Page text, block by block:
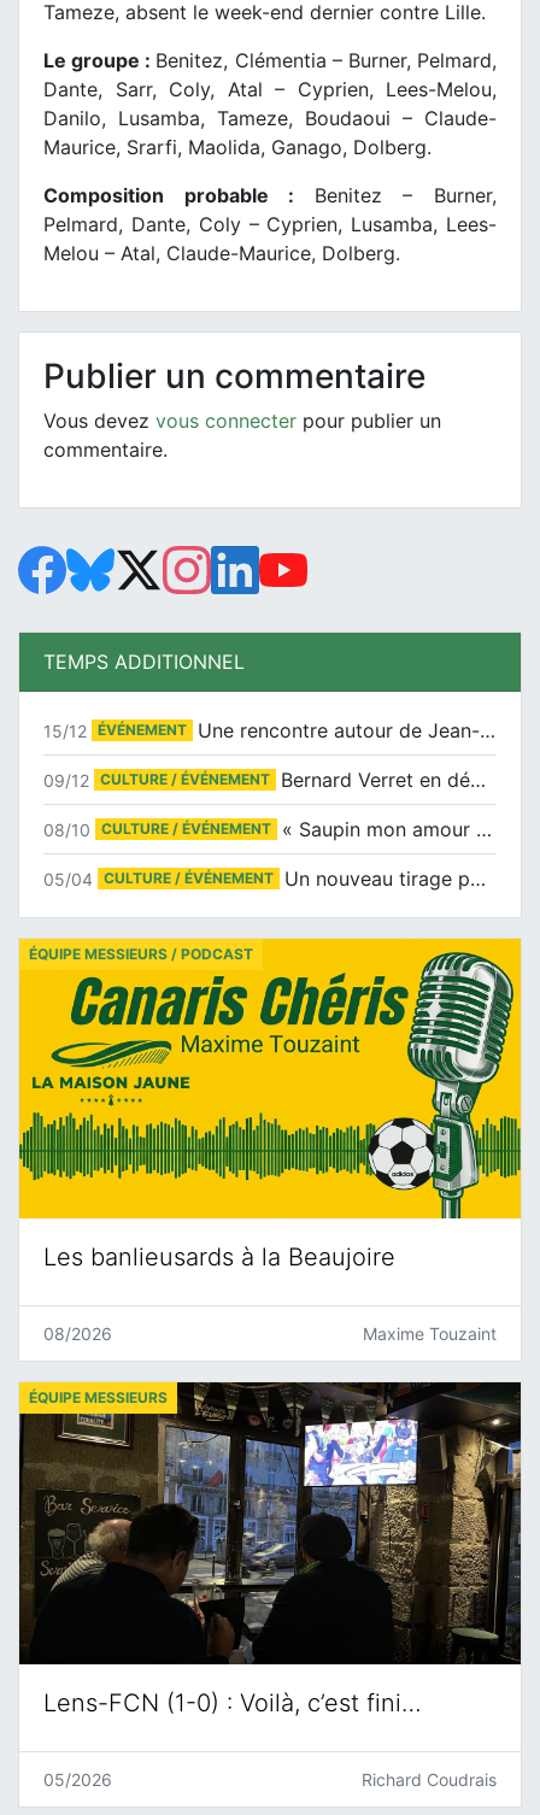
Tameze, absent le week-end dernier contre Lille.
Le groupe : Benitez, Clémentia – Burner, Pelmard,
Dante, Sarr, Coly, Atal – Cyprien, Lees-Melou,
Danilo, Lusamba, Tameze, Boudaoui – Claude-
Maurice, Srarfi, Maolida, Ganago, Dolberg.
Composition probable : Benitez – Burner,
Pelmard, Dante, Coly – Cyprien, Lusamba, Lees-
Melou – Atal, Claude-Maurice, Dolberg.
Publier un commentaire
Vous devez vous connecter pour publier un
commentaire.
TEMPS ADDITIONNEL
15/12 ÉVÉNEMENT Une rencontre autour de Jean-Claude Suaudeau
09/12 CULTURE / ÉVÉNEMENT Bernard Verret en dédicaces le samedi 13 décembre à l’Espace Culturel Atlantis
08/10 CULTURE / ÉVÉNEMENT « Saupin mon amour » au salon du livre de Trentemoult
05/04 CULTURE / ÉVÉNEMENT Un nouveau tirage pour le Docu-BD
Les banlieusards à la Beaujoire
ÉQUIPE MESSIEURS / PODCAST
08/2026 Maxime Touzaint
Lens-FCN (1-0) : Voilà, c’est fini…
ÉQUIPE MESSIEURS
05/2026 Richard Coudrais